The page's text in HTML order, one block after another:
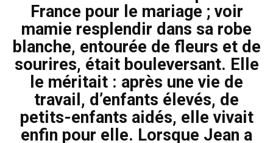
France pour le mariage ; voir
mamie resplendir dans sa robe
blanche, entourée de fleurs et de
sourires, était bouleversant. Elle
le méritait : après une vie de
travail, d’enfants élevés, de
petits-enfants aidés, elle vivait
enfin pour elle. Lorsque Jean a